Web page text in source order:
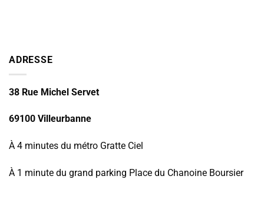
ADRESSE
38 Rue Michel Servet
69100 Villeurbanne
À 4 minutes du métro Gratte Ciel
À 1 minute du grand parking Place du Chanoine Boursier